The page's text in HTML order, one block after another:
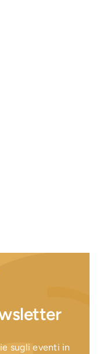
sugli eventi in